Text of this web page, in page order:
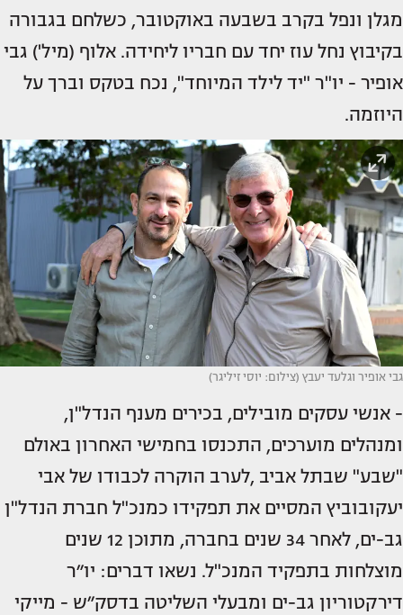
מגלן ונפל בקרב בשבעה באוקטובר, כשלחם בגבורה
בקיבוץ נחל עוז יחד עם חבריו ליחידה. אלוף (מיל') גבי
אופיר - יו"ר "יד לילד המיוחד", נכח בטקס וברך על
היוזמה.
גבי אופיר וגלעד יעבץ (צילום: יוסי זיליגר)
- אנשי עסקים מובילים, בכירים מענף הנדל"ן,
ומנהלים מוערכים, התכנסו בחמישי האחרון באולם
"שבע" שבתל אביב ,לערב הוקרה לכבודו של אבי
יעקובוביץ המסיים את תפקידו כמנכ"ל חברת הנדל"ן
גב-ים, לאחר 34 שנים בחברה, מתוכן 12 שנים
מוצלחות בתפקיד המנכ"ל. נשאו דברים: יו״ר
דירקטוריון גב-ים ומבעלי השליטה בדסק״ש - מייקי